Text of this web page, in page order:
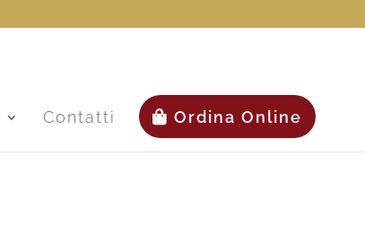
Contatti Ordina Online